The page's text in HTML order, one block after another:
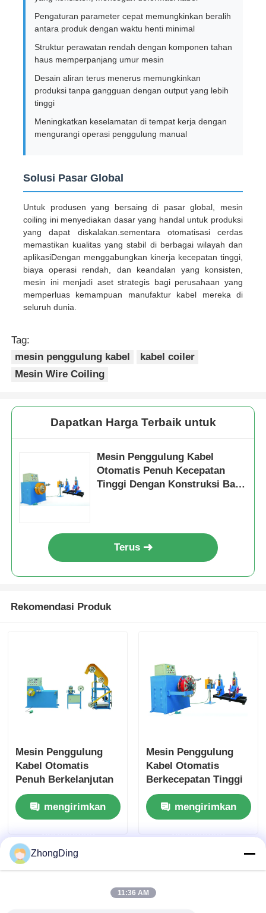
Mesin pengemasan kabel
mesin penggulung kabel
mesin ekstrusi pengupasan
Pengaturan parameter cepat memungkinkan beralih
antara produk dengan waktu henti minimal
Struktur perawatan rendah dengan komponen tahan
haus memperpanjang umur mesin
Desain aliran terus menerus memungkinkan
produksi tanpa gangguan dengan output yang lebih
tinggi
Meningkatkan keselamatan di tempat kerja dengan
mengurangi operasi penggulung manual
Solusi Pasar Global
Untuk produsen yang bersaing di pasar global, mesin
coiling ini menyediakan dasar yang handal untuk produksi
yang dapat diskalakan.sementara otomatisasi cerdas
memastikan kualitas yang stabil di berbagai wilayah dan
aplikasiDengan menggabungkan kinerja kecepatan tinggi,
biaya operasi rendah, dan keandalan yang konsisten,
mesin ini menjadi aset strategis bagi perusahaan yang
memperluas kemampuan manufaktur kabel mereka di
seluruh dunia.
Tag:
mesin penggulung kabel
kabel coiler
Mesin Wire Coiling
Dapatkan Harga Terbaik untuk
Mesin Penggulung Kabel
Otomatis Penuh Kecepatan
Tinggi Dengan Konstruksi Baja
Terus
Rekomendasi Produk
Mesin Penggulung
Kabel Otomatis
Penuh Berkelanjutan
380V 50Hz
mengirimkan
permintaan
Mesin Penggulung
Kabel Otomatis
Berkecepatan Tinggi
Dengan Operasi yang
Dapat Disesuaikan
Untuk Penggulungan
Berkelanjutan
mengirimkan
permintaan
ZhongDing
11:36 AM